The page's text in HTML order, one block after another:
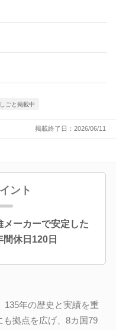
ごと掲載中
掲載終了日：2026/06/11
ント
メーカーで安定した
休日120日
135年の歴史と実績を重
拠点を広げ、8カ国79